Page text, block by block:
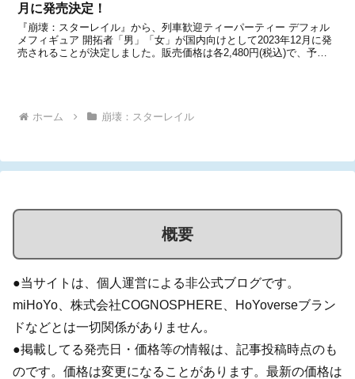
月に発売決定！
『崩壊：スターレイル』から、列車歓迎ティーパーティー デフォル
メフィギュア 開拓者「男」「女」が国内向けとして2023年12月に発
売されることが決定しました。販売価格は各2,480円(税込)で、予約
ホーム 崩壊：スターレイル
概要
●当サイトは、個人運営による非公式ブログです。
miHoYo、株式会社COGNOSPHERE、HoYoverseブラン
ドなどとは一切関係がありません。
●掲載してる発売日・価格等の情報は、記事投稿時点のも
のです。価格は変更になることがあります。最新の価格は